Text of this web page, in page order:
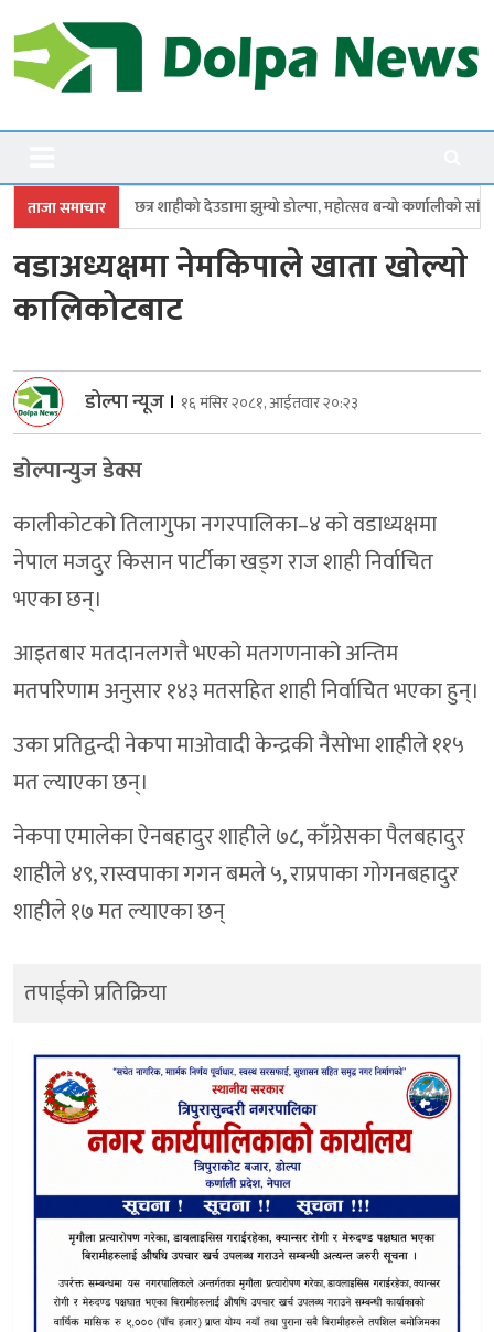
to
content
Dolpanews
ताजा समाचार
देउडामा झुम्यो डोल्पा, महोत्सव बन्यो कर्णालीको सांगीतिक उत्सव
वडाअध्यक्षमा नेमकिपाले खाता खाेल्याे
कालिकोटबाट
डोल्पा न्यूज । १६ मंसिर २०८१, आईतवार २०:२३
डाेल्पान्युज डेक्स
कालीकोटको तिलागुफा नगरपालिका–४ को वडाध्यक्षमा
नेपाल मजदुर किसान पार्टीका खड्ग राज शाही निर्वाचित
भएका छन्।
आइतबार मतदानलगत्तै भएको मतगणनाको अन्तिम
मतपरिणाम अनुसार १४३ मतसहित शाही निर्वाचित भएका हुन्।
उका प्रतिद्वन्दी नेकपा माओवादी केन्द्रकी नैसोभा शाहीले ११५
मत ल्याएका छन्।
नेकपा एमालेका ऐनबहादुर शाहीले ७८, काँग्रेसका पैलबहादुर
शाहीले ४९, रास्वपाका गगन बमले ५, राप्रपाका गोगनबहादुर
शाहीले १७ मत ल्याएका छन्
तपाईको प्रतिक्रिया